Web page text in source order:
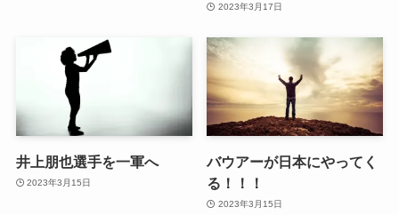
2023年3月17日
井上朋也選手を一軍へ
2023年3月15日
バウアーが日本にやってく
る！！！
2023年3月15日